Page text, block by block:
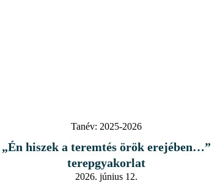
Tanév: 2025-2026
„Én hiszek a teremtés örök erejében…”
terepgyakorlat
2026. június 12.